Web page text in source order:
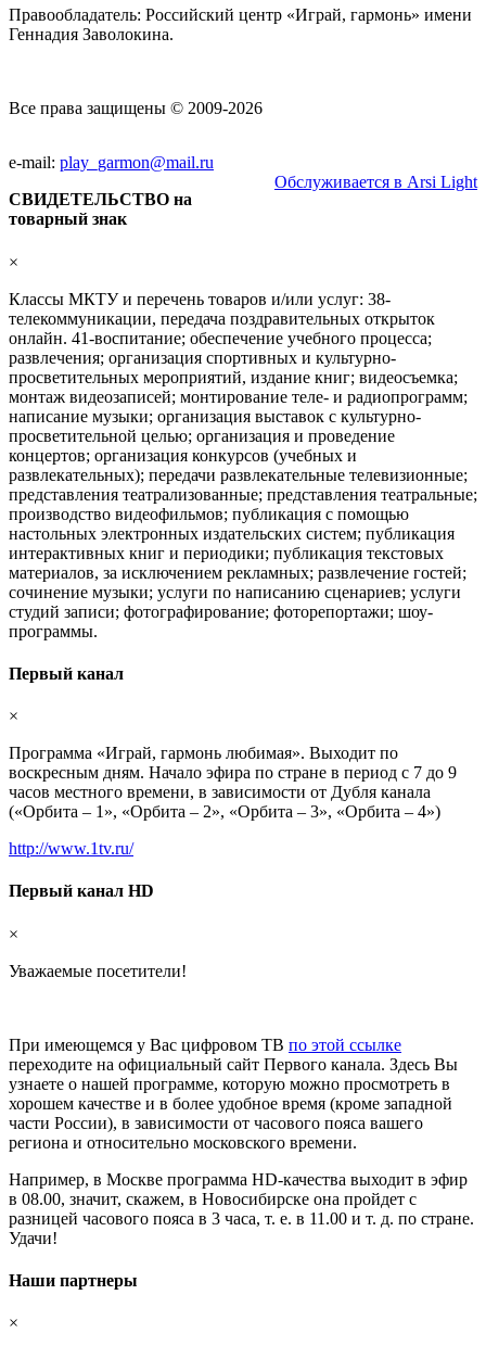
Правообладатель: Российский центр «Играй, гармонь» имени
Геннадия Заволокина.
Все права защищены © 2009-2026
e-mail: play_garmon@mail.ru
Обслуживается в Arsi Light
СВИДЕТЕЛЬСТВО на
товарный знак
×
Классы МКТУ и перечень товаров и/или услуг: 38-
телекоммуникации, передача поздравительных открыток
онлайн. 41-воспитание; обеспечение учебного процесса;
развлечения; организация спортивных и культурно-
просветительных мероприятий, издание книг; видеосъемка;
монтаж видеозаписей; монтирование теле- и радиопрограмм;
написание музыки; организация выставок с культурно-
просветительной целью; организация и проведение
концертов; организация конкурсов (учебных и
развлекательных); передачи развлекательные телевизионные;
представления театрализованные; представления театральные;
производство видеофильмов; публикация с помощью
настольных электронных издательских систем; публикация
интерактивных книг и периодики; публикация текстовых
материалов, за исключением рекламных; развлечение гостей;
сочинение музыки; услуги по написанию сценариев; услуги
студий записи; фотографирование; фоторепортажи; шоу-
программы.
Первый канал
×
Программа «Играй, гармонь любимая». Выходит по
воскресным дням. Начало эфира по стране в период с 7 до 9
часов местного времени, в зависимости от Дубля канала
(«Орбита – 1», «Орбита – 2», «Орбита – 3», «Орбита – 4»)
http://www.1tv.ru/
Первый канал HD
×
Уважаемые посетители!
При имеющемся у Вас цифровом ТВ по этой ссылке
переходите на официальный сайт Первого канала. Здесь Вы
узнаете о нашей программе, которую можно просмотреть в
хорошем качестве и в более удобное время (кроме западной
части России), в зависимости от часового пояса вашего
региона и относительно московского времени.
Например, в Москве программа HD-качества выходит в эфир
в 08.00, значит, скажем, в Новосибирске она пройдет с
разницей часового пояса в 3 часа, т. е. в 11.00 и т. д. по стране.
Удачи!
Наши партнеры
×